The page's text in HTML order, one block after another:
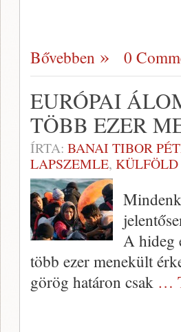
Bővebben 0
EURÓPAI
TÖBB EZER
ÍRTA: BANAI TIBOR
LAPSZEMLE, KÜLFÖLD
A hideg
több ezer menekült
görög határon csak …